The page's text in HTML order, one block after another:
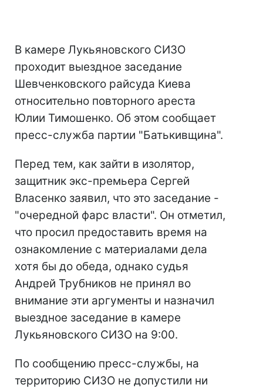
В камере Лукьяновского СИЗО
проходит выездное заседание
Шевченковского райсуда Киева
относительно повторного ареста
Юлии Тимошенко. Об этом сообщает
пресс-служба партии "Батькивщина".
Перед тем, как зайти в изолятор,
защитник экс-премьера Сергей
Власенко заявил, что это заседание -
"очередной фарс власти". Он отметил,
что просил предоставить время на
ознакомление с материалами дела
хотя бы до обеда, однако судья
Андрей Трубников не принял во
внимание эти аргументы и назначил
выездное заседание в камере
Лукьяновского СИЗО на 9:00.
По сообщению пресс-службы, на
территорию СИЗО не допустили ни